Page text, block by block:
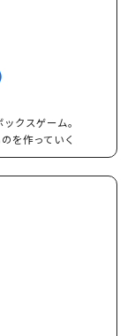
クスゲーム。
を作っていく